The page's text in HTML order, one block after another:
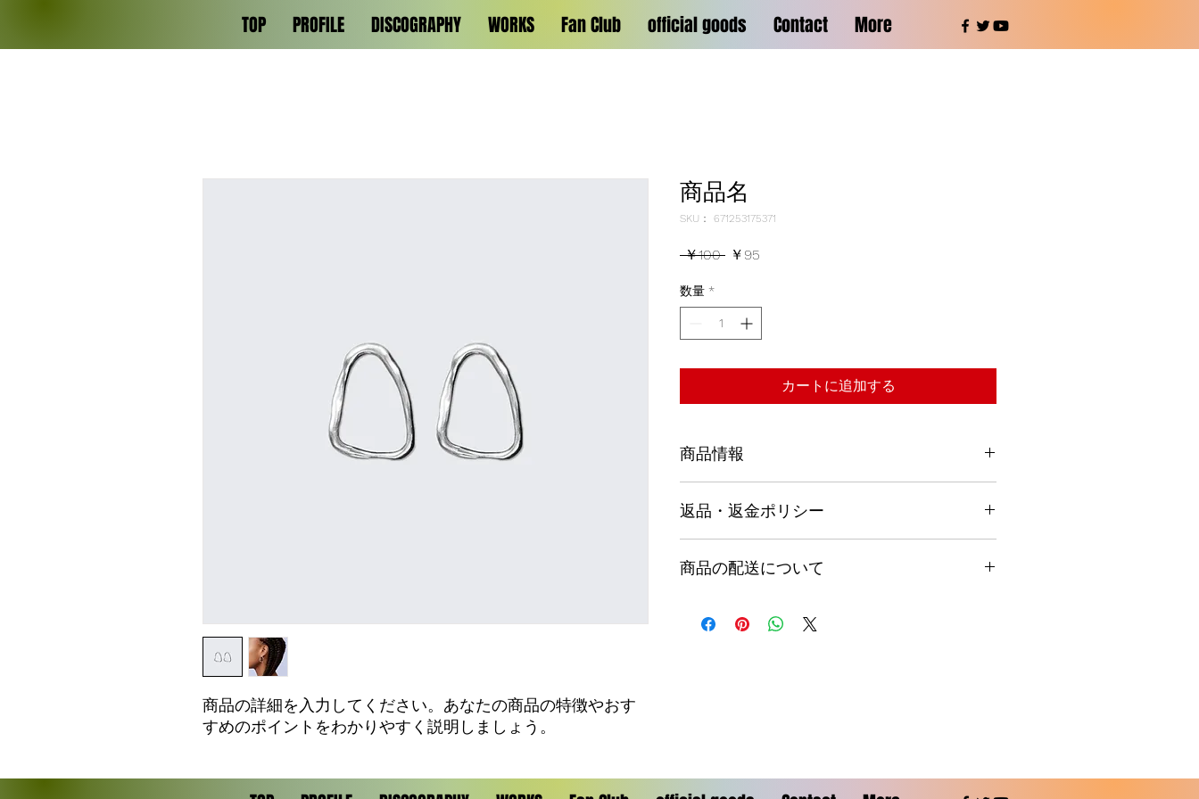
TOP PROFILE DISCOGRAPHY WORKS Fan Club official goods Contact More
商品の詳細を入力してください。あなたの商品の特徴やおす
すめのポイントをわかりやすく説明しましょう。
商品名
SKU： 671253175371
￥100 通
格
￥95
価
数量 *
カートに追加する
商品情報
明に加え、商品の特徴やおすすめのポイントなどを説明
返品・返金ポリシー
満足しなかった場合や、不備があった場合に行う手続き
だけます。
商品の配送について
する情報を入力してください。配送情報を明確にするこ